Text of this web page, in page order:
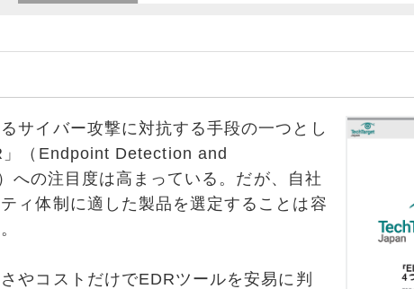
サイバー攻撃に対抗する手段の一つとし
」（Endpoint Detection and
への注目度は高まっている。だが、自社
ィ体制に適した製品を選定することは容
やコストだけでEDRツールを安易に判